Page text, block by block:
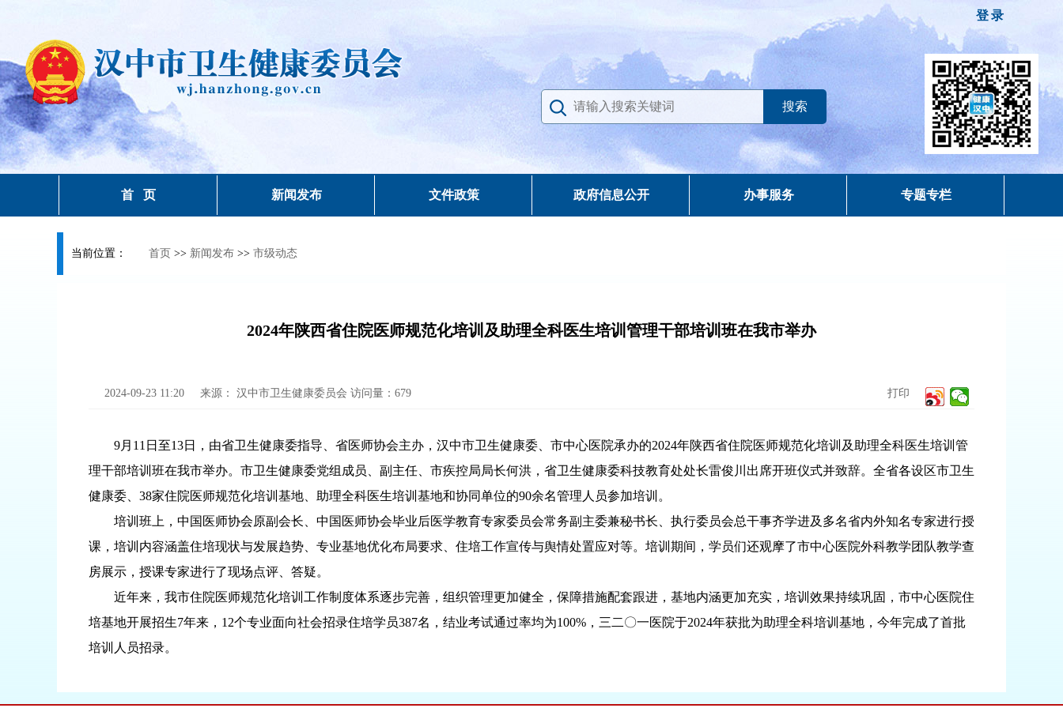
登录
首 页 新闻发布 文件政策 政府信息公开 办事服务 专题专栏
当前位置： 首页 >> 新闻发布 >> 市级动态
2024年陕西省住院医师规范化培训及助理全科医生培训管理干部培训班在我市举办
2024-09-23 11:20 来源： 汉中市卫生健康委员会 访问量： 679 打印
9月11日至13日，由省卫生健康委指导、省医师协会主办，汉中市卫生健康委、市中心医院承办的2024年陕西省住院医师规范化培训及助理全科医生培训管
理干部培训班在我市举办。市卫生健康委党组成员、副主任、市疾控局局长何洪，省卫生健康委科技教育处处长雷俊川出席开班仪式并致辞。全省各设区市卫生
健康委、38家住院医师规范化培训基地、助理全科医生培训基地和协同单位的90余名管理人员参加培训。
培训班上，中国医师协会原副会长、中国医师协会毕业后医学教育专家委员会常务副主委兼秘书长、执行委员会总干事齐学进及多名省内外知名专家进行授
课，培训内容涵盖住培现状与发展趋势、专业基地优化布局要求、住培工作宣传与舆情处置应对等。培训期间，学员们还观摩了市中心医院外科教学团队教学查
房展示，授课专家进行了现场点评、答疑。
近年来，我市住院医师规范化培训工作制度体系逐步完善，组织管理更加健全，保障措施配套跟进，基地内涵更加充实，培训效果持续巩固，市中心医院住
培基地开展招生7年来，12个专业面向社会招录住培学员387名，结业考试通过率均为100%，三二〇一医院于2024年获批为助理全科培训基地，今年完成了首批
培训人员招录。